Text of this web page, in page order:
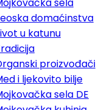
sela
domaćinstva
u katunu
proizvođači
i ljekovito bilje
sela DE